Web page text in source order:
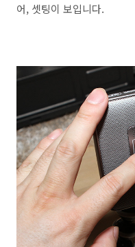
어, 셋팅이 보입니다.